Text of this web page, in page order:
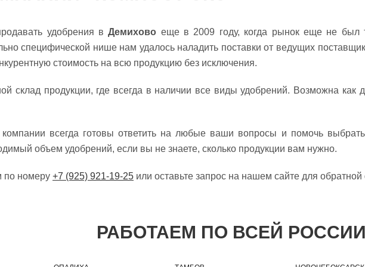
удобрения вДемихово еще в 2009 году, когда рынок еще не был
специфической нише нам удалось наладить поставки от ведущих
стоимость на всю продукцию без исключения.
склад продукции, где всегда в наличии все виды удобрений. Возможна как
всегда готовы ответить на любые ваши вопросы и помочь
объем удобрений, если вы не знаете, сколько продукции вам нужно.
по номеру +7 (925) 921-19-25 или оставьте запрос на нашем сайте для обратной
РАБОТАЕМ ПО ВСЕЙ РОССИИ